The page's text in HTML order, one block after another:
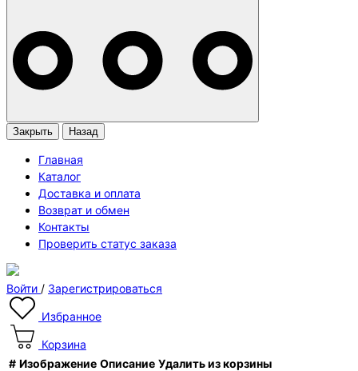
Закрыть Назад
Главная
Каталог
Доставка и оплата
Возврат и обмен
Контакты
Проверить статус заказа
Войти / Зарегистрироваться
Избранное
Корзина
# Изображение Описание Удалить из корзины